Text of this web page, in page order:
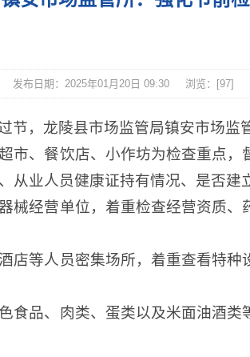
发布日期：2025年01月20日 09:30 浏览：[97]
节，龙陵县市场监管局镇安市场监
市、餐饮店、小作坊为检查重点
从业人员健康证持有情况、是否建
械经营单位，着重检查经营资质
店等人员密集场所，着重查看特
食品、肉类、蛋类以及米面油酒